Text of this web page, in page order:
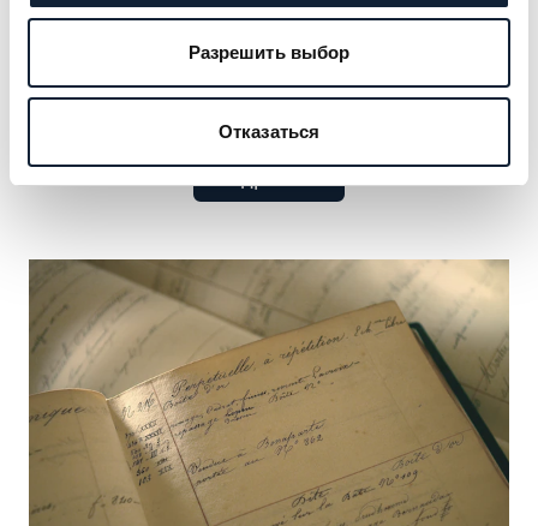
Разрешить выбор
Отказаться
клиентуры — от монархов до культурных икон.
Откройте для себя прославленные имена,
сформировавшие наше наследие, и